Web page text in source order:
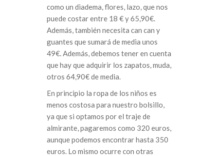
como un diadema, flores, lazo, que nos
puede costar entre 18 € y 65,90€.
Además, también necesita can can y
guantes que sumará de media unos
49€. Además, debemos tener en cuenta
que hay que adquirir los zapatos, muda,
otros 64,90€ de media.
En principio la ropa de los niños es
menos costosa para nuestro bolsillo,
ya que si optamos por el traje de
almirante, pagaremos como 320 euros,
aunque podemos encontrar hasta 350
euros. Lo mismo ocurre con otras